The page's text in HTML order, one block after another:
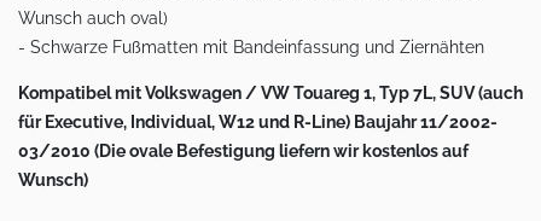
Wunsch auch oval)
- Schwarze Fußmatten mit Bandeinfassung und Ziernähten
Kompatibel mit Volkswagen / VW Touareg 1, Typ 7L, SUV (auch
für Executive, Individual, W12 und R-Line) Baujahr 11/2002-
03/2010 (Die ovale Befestigung liefern wir kostenlos auf
Wunsch)